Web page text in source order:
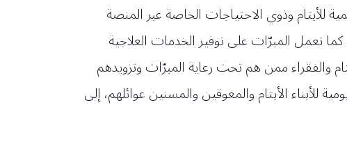
للأيتام وذوي الاحتياجات الخاصة عبر المنصة
كما تعمل المبرّات على توفير الخدمات العلاجية
والفقراء ممن هم تحت رعاية المبرّات وتزويدهم
الأيتام والمعوقين والمسنين عوائلهم، إلى